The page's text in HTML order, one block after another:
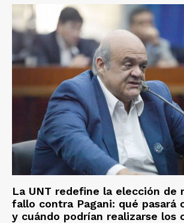
La UNT redefine la elección de
fallo contra Pagani: qué pasará
y cuándo podrían realizarse los